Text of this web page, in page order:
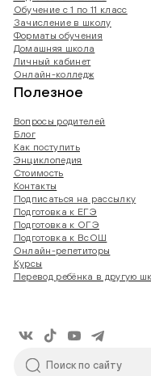
Обучение с 1 по 11 класс
Зачисление в школу
Форматы обучения
Домашняя школа
Личный кабинет
Онлайн-колледж
Полезное
Вопросы родителей
Блог
Как поступить
Энциклопедия
Стоимость
Контакты
Подписаться на рассылку
Подготовка к ЕГЭ
Подготовка к ОГЭ
Подготовка к ВсОШ
Онлайн-репетиторы
Курсы
Перевод ребёнка в другую